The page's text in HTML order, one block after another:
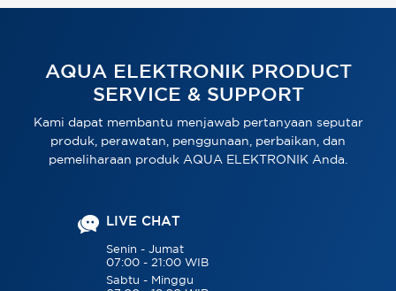
AQUA ELEKTRONIK PRODUCT
SERVICE & SUPPORT
Kami dapat membantu menjawab pertanyaan seputar
produk, perawatan, penggunaan, perbaikan, dan
pemeliharaan produk AQUA ELEKTRONIK Anda.
LIVE CHAT
Senin - Jumat
07:00 - 21:00 WIB
Sabtu - Minggu